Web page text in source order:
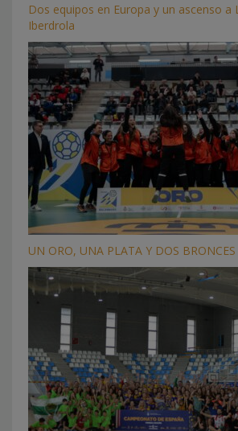
Dos equipos en Europa y un ascenso a
Iberdrola
UN ORO, UNA PLATA Y DOS BRONCES